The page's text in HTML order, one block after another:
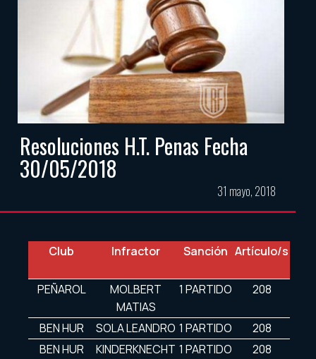
Resoluciones H.T. Penas Fecha
30/05/2018
31 mayo, 2018
Club Infractor Sanción Artículo/s
PEÑAROL
MOLBERT
MATIAS
1 PARTIDO 208
BEN HUR SOLA LEANDRO 1 PARTIDO
208
BEN HUR
KINDERKNECHT 1 PARTIDO 208